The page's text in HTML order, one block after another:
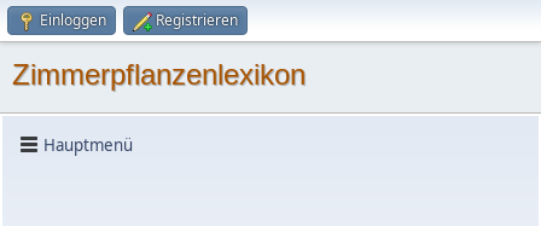
Einloggen Registrieren
Zimmerpflanzenlexikon
Hauptmenü